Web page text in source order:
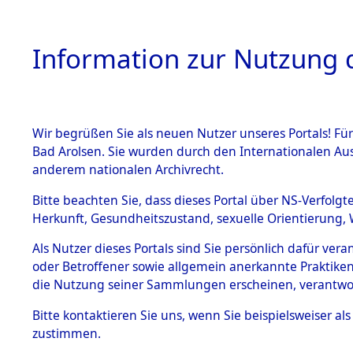
HOME
BESTÄNDE
Inhaftierungsdoku
mente
1.2.9 Beim ITS
verwahrte
1.2.9.1
Effekten aus
0135
Information zur Nutzung
Wir begrüßen Sie als neuen Nutzer unseres Portals!
Bad Arolsen. Sie wurden durch den Internationalen
anderem nationalen Archivrecht.
Bitte beachten Sie, dass dieses Portal über NS-
Herkunft, Gesundheitszustand, sexuelle
Als Nutzer dieses Portals sind Sie persönlich dafür
oder Betroffener sowie allgemein anerkannte
die Nutzung seiner Sammlungen erscheinen,
Bitte kontaktieren Sie uns, wenn Sie beispielsweiser
zustimmen.